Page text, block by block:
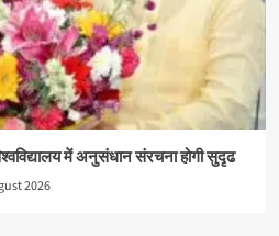
में अनुसंधान संरचना होगी सुदृढ
2026